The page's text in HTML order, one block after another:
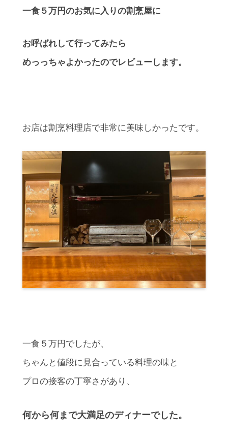
一食５万円のお気に入りの割烹屋に
お呼ばれして行ってみたら
めっっちゃよかったのでレビューします。
お店は割烹料理店で非常に美味しかったです。
一食５万円でしたが、
ちゃんと値段に見合っている料理の味と
プロの接客の丁寧さがあり、
何から何まで大満足のディナーでした。